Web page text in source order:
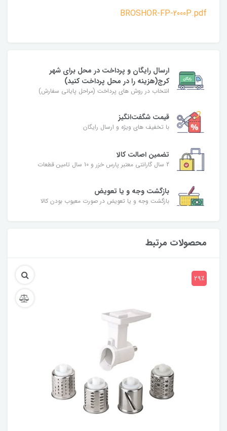
BROSHOR-FP-2000P.pdf
ارسال رایگان و پرداخت در محل برای شهر
کرج(هزینه را در محل پرداخت کنید)
انتخاب در روش های پرداخت (مراحل پایانی سفارش)
قیمت شگفت‌انگیز
با تخفیف های ویژه و ارسال رایگان
تضمین اصالت کالا
2 سال گارانتی معتبر پارس خزر و 10 سال تامین قطعات
بازگشت وجه و یا تعویض
بازگشت وجه و یا تعویض در صورت معیوب بودن کالا
محصولات مرتبط
29٪